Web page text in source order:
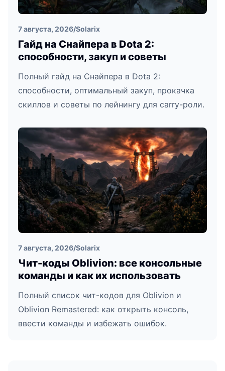
7 августа, 2026/Solarix
Гайд на Снайпера в Dota 2:
способности, закуп и советы
Полный гайд на Снайпера в Dota 2:
способности, оптимальный закуп, прокачка
скиллов и советы по лейнингу для carry-роли.
7 августа, 2026/Solarix
Чит-коды Oblivion: все консольные
команды и как их использовать
Полный список чит-кодов для Oblivion и
Oblivion Remastered: как открыть консоль,
ввести команды и избежать ошибок.